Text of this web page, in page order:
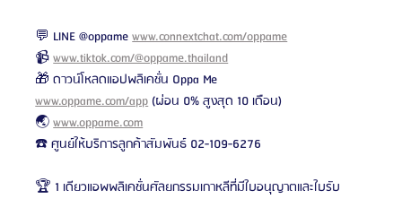
💬 LINE @oppame www.connextchat.com/oppame
📹 www.tiktok.com/@oppame.thailand
🎁 ดาวน์โหลดแอปพลิเคชั่น Oppa Me
www.oppame.com/app (ผ่อน 0% สูงสุด 10 เดือน)
🌏 www.oppame.com
☎️ ศูนย์ให้บริการลูกค้าสัมพันธ์ 02-109-6276
🏆 1 เดียวแอพพลิเคชั่นศัลยกรรมเกาหลีที่มีใบอนุญาตและใบรับ